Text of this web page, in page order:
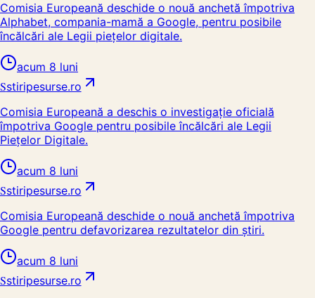
Comisia Europeană deschide o nouă anchetă împotriva
Alphabet, compania-mamă a Google, pentru posibile
încălcări ale Legii piețelor digitale.
acum 8 luni
Sstiripesurse.ro
Comisia Europeană a deschis o investigație oficială
împotriva Google pentru posibile încălcări ale Legii
Piețelor Digitale.
acum 8 luni
Sstiripesurse.ro
Comisia Europeană deschide o nouă anchetă împotriva
Google pentru defavorizarea rezultatelor din știri.
acum 8 luni
Sstiripesurse.ro